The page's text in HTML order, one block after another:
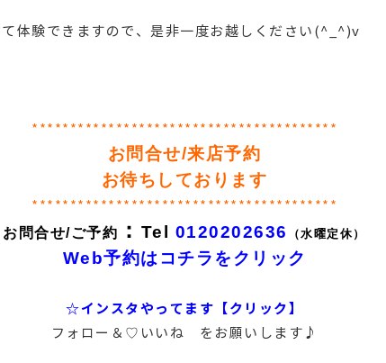
体験できますので、是非一度お越しください(^_^)v
****************************************
お問合せ/来店予約
お待ちしております
****************************************
お問合せ/ご予約 ： Tel 0120202636 （水曜定休）
Web予約はコチラをクリック
☆インスタやってます【クリック】
フォロー＆♡いいね をお願いします♪